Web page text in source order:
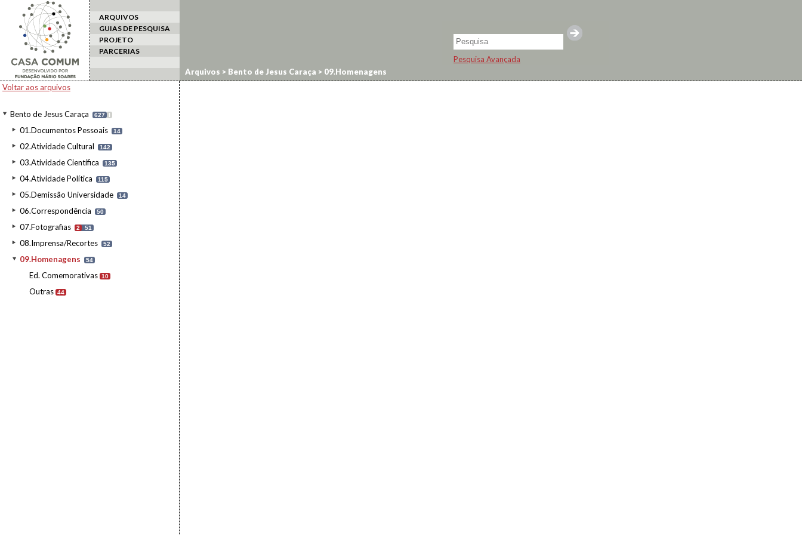
ARQUIVOS
GUIAS DE PESQUISA
PROJETO
PARCERIAS
Pesquisa Avançada
Voltar aos arquivos
Bento de Jesus Caraça 627 I
01.Documentos Pessoais 14
02.Atividade Cultural 142
03.Atividade Científica 135
04.Atividade Política 115
05.Demissão Universidade 14
06.Correspondência 50
07.Fotografias 2 51
08.Imprensa/Recortes 52
09.Homenagens 54
Ed. Comemorativas 10
Outras 44
Arquivos > Bento de Jesus Caraça > 09.Homenagens